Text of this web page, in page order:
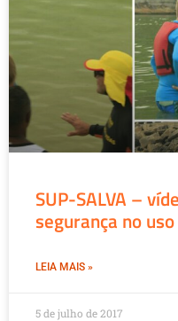
SUP-SALVA –
segurança no
LEIA MAIS »
5 de julho de 2017